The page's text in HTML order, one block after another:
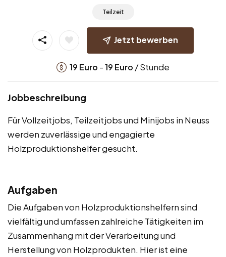
Teilzeit
Jetzt bewerben
19 Euro -19 Euro / Stunde
Jobbeschreibung
Für Vollzeitjobs, Teilzeitjobs und Minijobs in Neuss
werden zuverlässige und engagierte
Holzproduktionshelfer gesucht.
Aufgaben
Die Aufgaben von Holzproduktionshelfern sind
vielfältig und umfassen zahlreiche Tätigkeiten im
Zusammenhang mit der Verarbeitung und
Herstellung von Holzprodukten. Hier ist eine